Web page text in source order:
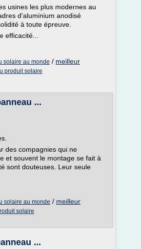
usines les plus modernes au
d'aluminium anodisé
à toute épreuve.
efficacité...
solaire au monde / meilleur
produit solaire
...
des compagnies qui ne
et souvent le montage se fait à
sont douteuses. Leur seule
solaire au monde / meilleur
solaire
...